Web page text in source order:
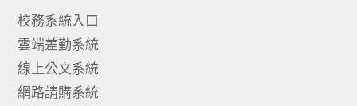
校務系統入口
雲端差勤系統
線上公文系統
網路請購系統